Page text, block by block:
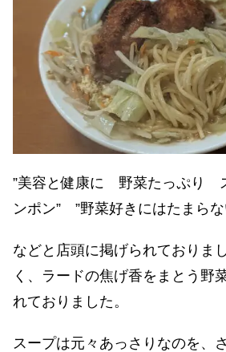
”美容と健康に 野菜たっぷり
ンポン” ”野菜好きにはたまら
などと店頭に掲げられておりま
く、ラードの焦げ香をまとう野
れておりました。
スープは元々あっさりなのを、